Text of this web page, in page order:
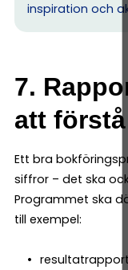
inspiration och
7.
att förstå
Ett bra
siffror – det ska
Programmet ska
till exempel:
resultatrapport